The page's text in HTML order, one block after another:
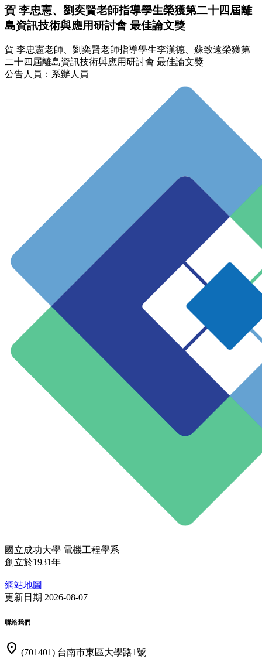
賀 李忠憲、劉奕賢老師指導學生榮獲第二十四屆離
島資訊技術與應用研討會 最佳論文獎
賀 李忠憲老師、劉奕賢老師指導學生李漢德、蘇致遠榮獲第
二十四屆離島資訊技術與應用研討會 最佳論文獎
公告人員：系辦人員
國立成功大學 電機工程學系
創立於1931年
網站地圖
更新日期 2026-08-07
聯絡我們
location_on (701401) 台南市東區大學路1號